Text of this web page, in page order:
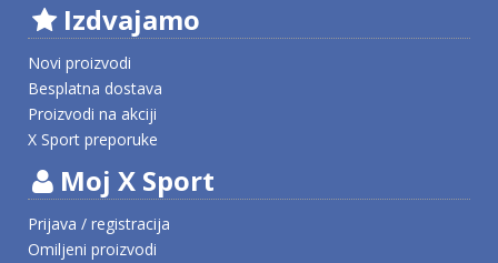
Izdvajamo
Novi proizvodi
Besplatna dostava
Proizvodi na akciji
X Sport preporuke
Moj X Sport
Prijava / registracija
Omiljeni proizvodi